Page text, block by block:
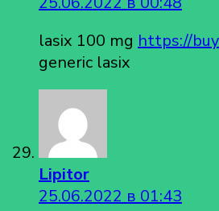
lasix 100 mg https://
generic lasix
Lipitor
25.06.2022 в 01:43